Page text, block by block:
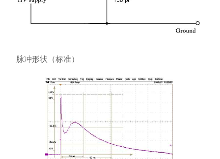
脉冲形状（标准）